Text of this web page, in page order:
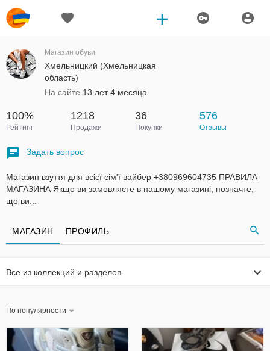
Магазин обуви
Хмельницкий (Хмельницкая
область)
На сайте 13 лет 4 месяца
100%
Рейтинг
1218
Продажи
36
Покупки
576
Отзывы
Задать вопрос
Магазин взуття для всієї сім'ї вайбер +380969604735 ПРАВИЛА
МАГАЗИНА Якщо ви замовляєте в нашому магазині, позначте,
що ви...
МАГАЗИН ПРОФИЛЬ
Все из коллекций и разделов
По популярности